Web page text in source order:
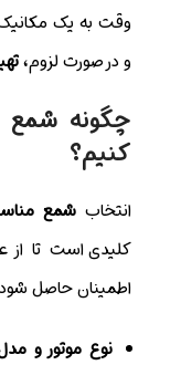
وقت به یک
و در صورت لزوم،
چگونه شمع
کنیم؟
انتخاب شمع
کلیدی است تا
اطمینان حاصل
نوع موتور و